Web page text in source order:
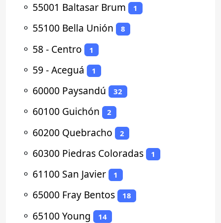
⚬ 55001 Baltasar Brum 1
⚬ 55100 Bella Unión 8
⚬ 58 - Centro 1
⚬ 59 - Aceguá 1
⚬ 60000 Paysandú 32
⚬ 60100 Guichón 2
⚬ 60200 Quebracho 2
⚬ 60300 Piedras Coloradas 1
⚬ 61100 San Javier 1
⚬ 65000 Fray Bentos 18
⚬ 65100 Young 14